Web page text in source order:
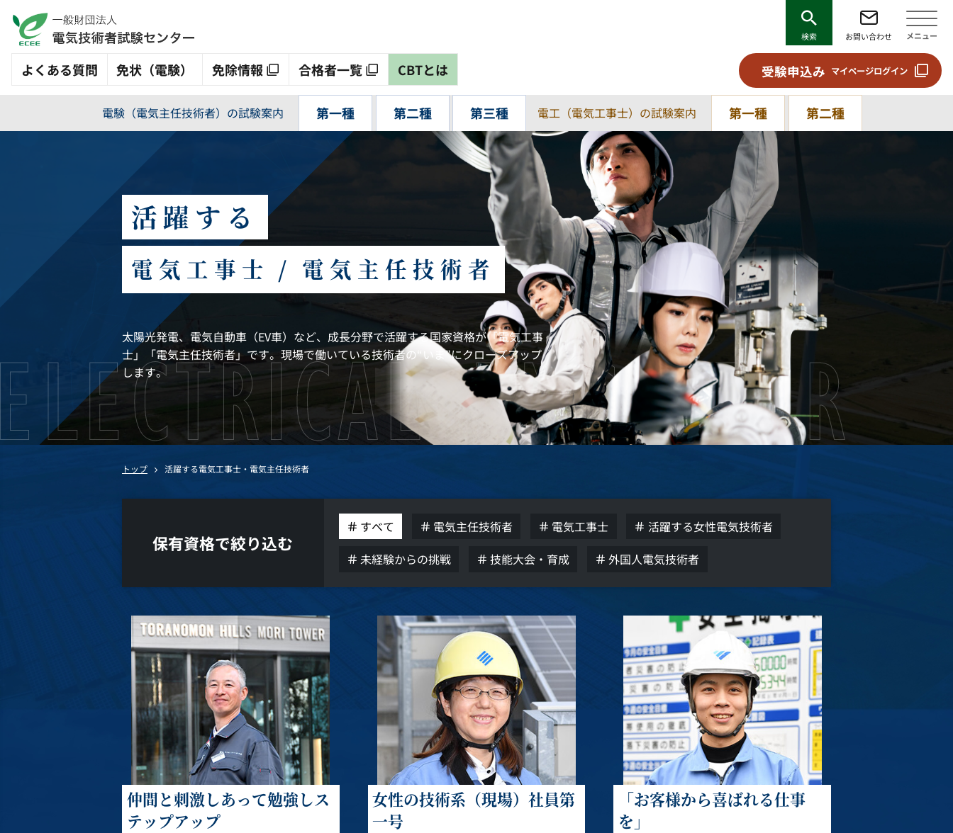
検索 お問い合わせ メニュー
よくある質問 免状（電験） 免除情報 合格者一覧 CBTとは 受験申込み マイページログイン
電験（電気主任技術者）の試験案内 第一種 第二種 第三種 電工（電気工事士）の試験案内 第一種 第二種
活躍する
電気工事士 / 電気主任技術者
太陽光発電、電気自動車（EV車）など、成長分野で活躍する国家資格が「電気工事
士」「電気主任技術者」です。現場で働いている技術者の“いま”にクローズアップ
します。
トップ 活躍する電気工事士・電気主任技術者
保有資格で絞り込む
すべて 電気主任技術者 電気工事士
活躍する女性電気技術者
未経験からの挑戦
技能大会・育成 外国人電気技術者
仲間と刺激しあって勉強しス
テップアップ
女性の技術系（現場）社員第
一号
「お客様から喜ばれる仕事
を」